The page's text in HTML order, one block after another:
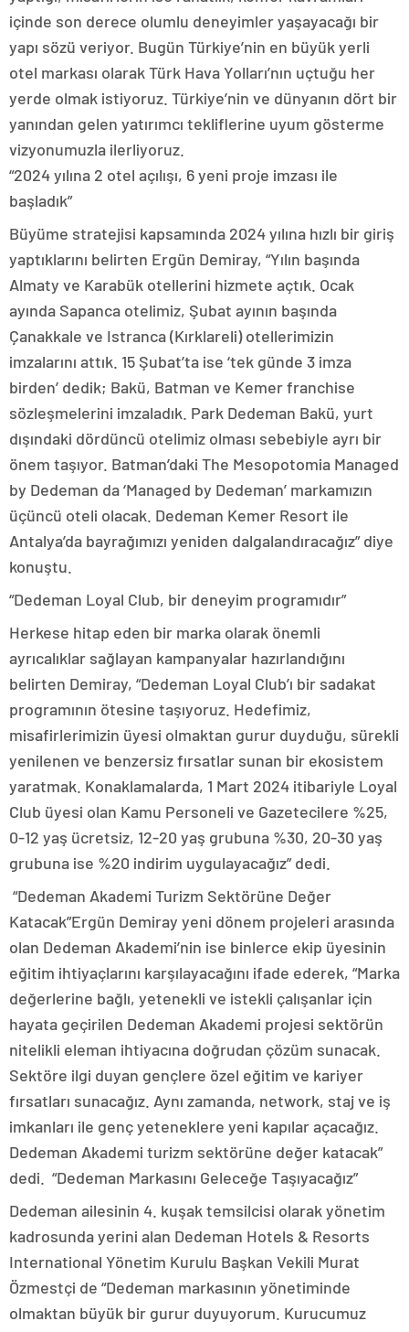
içinde son derece olumlu deneyimler yaşayacağı bir
yapı sözü veriyor. Bugün Türkiye’nin en büyük yerli
otel markası olarak Türk Hava Yolları’nın uçtuğu her
yerde olmak istiyoruz. Türkiye’nin ve dünyanın dört bir
yanından gelen yatırımcı tekliflerine uyum gösterme
vizyonumuzla ilerliyoruz.
“2024 yılına 2 otel açılışı, 6 yeni proje imzası ile
başladık”
Büyüme stratejisi kapsamında 2024 yılına hızlı bir giriş
yaptıklarını belirten Ergün Demiray, “Yılın başında
Almaty ve Karabük otellerini hizmete açtık. Ocak
ayında Sapanca otelimiz, Şubat ayının başında
Çanakkale ve Istranca (Kırklareli) otellerimizin
imzalarını attık. 15 Şubat’ta ise ‘tek günde 3 imza
birden’ dedik; Bakü, Batman ve Kemer franchise
sözleşmelerini imzaladık. Park Dedeman Bakü, yurt
dışındaki dördüncü otelimiz olması sebebiyle ayrı bir
önem taşıyor. Batman’daki The Mesopotomia Managed
by Dedeman da ‘Managed by Dedeman’ markamızın
üçüncü oteli olacak. Dedeman Kemer Resort ile
Antalya’da bayrağımızı yeniden dalgalandıracağız” diye
konuştu.
“Dedeman Loyal Club, bir deneyim programıdır”
Herkese hitap eden bir marka olarak önemli
ayrıcalıklar sağlayan kampanyalar hazırlandığını
belirten Demiray, “Dedeman Loyal Club’ı bir sadakat
programının ötesine taşıyoruz. Hedefimiz,
misafirlerimizin üyesi olmaktan gurur duyduğu, sürekli
yenilenen ve benzersiz fırsatlar sunan bir ekosistem
yaratmak. Konaklamalarda, 1 Mart 2024 itibariyle Loyal
Club üyesi olan Kamu Personeli ve Gazetecilere %25,
0-12 yaş ücretsiz, 12-20 yaş grubuna %30, 20-30 yaş
grubuna ise %20 indirim uygulayacağız” dedi.
“Dedeman Akademi Turizm Sektörüne Değer
Katacak”Ergün Demiray yeni dönem projeleri arasında
olan Dedeman Akademi’nin ise binlerce ekip üyesinin
eğitim ihtiyaçlarını karşılayacağını ifade ederek, “Marka
değerlerine bağlı, yetenekli ve istekli çalışanlar için
hayata geçirilen Dedeman Akademi projesi sektörün
nitelikli eleman ihtiyacına doğrudan çözüm sunacak.
Sektöre ilgi duyan gençlere özel eğitim ve kariyer
fırsatları sunacağız. Aynı zamanda, network, staj ve iş
imkanları ile genç yeteneklere yeni kapılar açacağız.
Dedeman Akademi turizm sektörüne değer katacak”
dedi. “Dedeman Markasını Geleceğe Taşıyacağız”
Dedeman ailesinin 4. kuşak temsilcisi olarak yönetim
kadrosunda yerini alan Dedeman Hotels & Resorts
International Yönetim Kurulu Başkan Vekili Murat
Özmestçi de “Dedeman markasının yönetiminde
olmaktan büyük bir gurur duyuyorum. Kurucumuz